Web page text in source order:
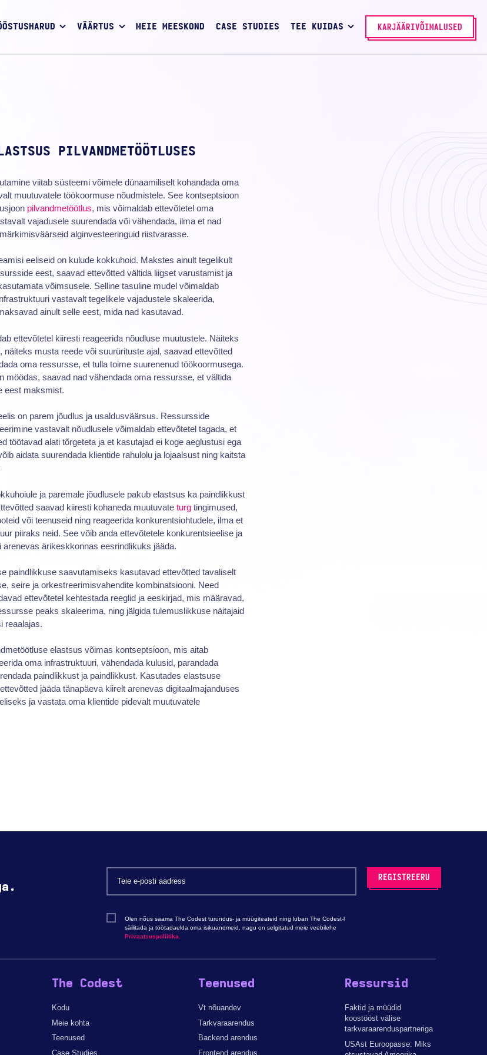
VÄÄRTUS MEIE MEESKOND CASE STUDIES TEE KUIDAS KARJÄÄRIVÕIMALUSED
PILVANDMETÖÖTLUSES
viitab süsteemi võimele dünaamiliselt kohandada oma
muutuvatele töökoormuse nõudmistele. See kontseptsioon
pilvandmetöötlus, mis võimaldab ettevõtetel oma
vajadusele suurendada või vähendada, ilma et nad
alginvesteeringuid riistvarasse.
eeliseid on kulude kokkuhoid. Makstes ainult tegelikult
eest, saavad ettevõtted vältida liigset varustamist ja
võimsusele. Selline tasuline mudel võimaldab
vastavalt tegelikele vajadustele skaleerida,
ainult selle eest, mida nad kasutavad.
ettevõtetel kiiresti reageerida nõudluse muutustele. Näiteks
näiteks musta reede või suurürituste ajal, saavad ettevõtted
oma ressursse, et tulla toime suurenenud töökoormusega.
möödas, saavad nad vähendada oma ressursse, et vältida
eest maksmist.
on parem jõudlus ja usaldusväärsus. Ressursside
vastavalt nõudlusele võimaldab ettevõtetel tagada, et
töötavad alati tõrgeteta ja et kasutajad ei koge aeglustusi ega
aidata suurendada klientide rahulolu ja lojaalsust ning kaitsta
ja paremale jõudlusele pakub elastsus ka paindlikkust
saavad kiiresti kohaneda muutuvate turgtingimused,
või teenuseid ning reageerida konkurentsiohtudele, ilma et
piiraks neid. See võib anda ettevõtetele konkurentsieelise ja
arenevas ärikeskkonnas eesrindlikuks jääda.
paindlikkuse saavutamiseks kasutavad ettevõtted tavaliselt
seire ja orkestreerimisvahendite kombinatsiooni. Need
ettevõtetel kehtestada reeglid ja eeskirjad, mis määravad,
peaks skaleerima, ning jälgida tulemuslikkuse näitajaid
reaalajas.
elastsus võimas kontseptsioon, mis aitab
oma infrastruktuuri, vähendada kulusid, parandada
paindlikkust ja paindlikkust. Kasutades elastsuse
jääda tänapäeva kiirelt arenevas digitaalmajanduses
ja vastata oma klientide pidevalt muutuvatele
Olen nõus saama The Codest turundus- ja müügiteateid ning luban The Codest-l
säilitada ja töötadaelda oma isikuandmeid, nagu on selgitatud meie veebilehe
Privaatsuspoliitika.
The Codest
Kodu
Meie kohta
Teenused
Case Studies
Teenused
Vt nõuandev
Tarkvaraarendus
Backend arendus
Frontend arendus
Ressursid
Faktid ja müüdid
koostööst välise
tarkvaraarenduspartneriga
USAst Euroopasse: Miks